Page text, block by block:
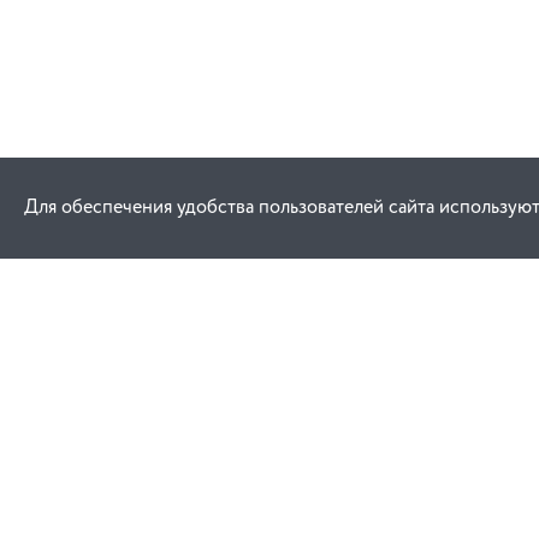
Для обеспечения удобства пользователей сайта